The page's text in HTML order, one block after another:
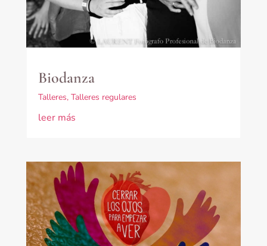
Biodanza
Talleres, Talleres regulares
leer más